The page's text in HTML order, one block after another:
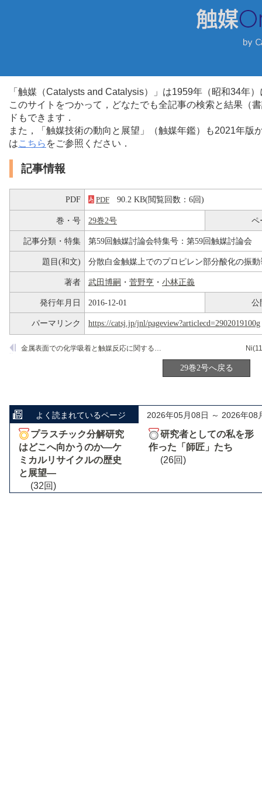
「触媒（Catalysts and Catalysis）」は1959年（昭和34年
このサイトをつかって，どなたでも全記事の検索と結果（
ドもできます．
また，「触媒技術の動向と展望」（触媒年鑑）も2021年
はこちら をご参照ください．
記事情報
PDF PDF 90.2 KB(閲覧回数：6回)
巻・号 29巻2号 ペ
記事分類・特集 第59回触媒討論会特集号：第59回触媒討論会
題目(和文) 分散白金触媒上でのプロピレン部分酸化の振動
著者 武田博嗣 ・ 菅野亨 ・ 小林正義
発行年月日 2016-12-01 公
パーマリンク https://catsj.jp/jnl/pageview?articlecd=2902019100g
金属表面での化学吸着と触媒反応に関する新しい理論モデル(Dipped Adcluster Model)と分子軌道法による応用
29巻2号へ戻る
よく読まれているページ 2026年05月08日 ～ 2026年08
プラスチック分解研究
はどこへ向かうのか―ケ
ミカルリサイクルの歴史
と展望―
(32回)
研究者としての私を形
作った「師匠」たち
(26回)